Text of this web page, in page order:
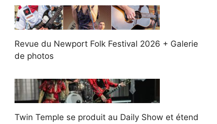
Revue du Newport Folk Festival 2026 + Galerie
de photos
Twin Temple se produit au Daily Show et étend